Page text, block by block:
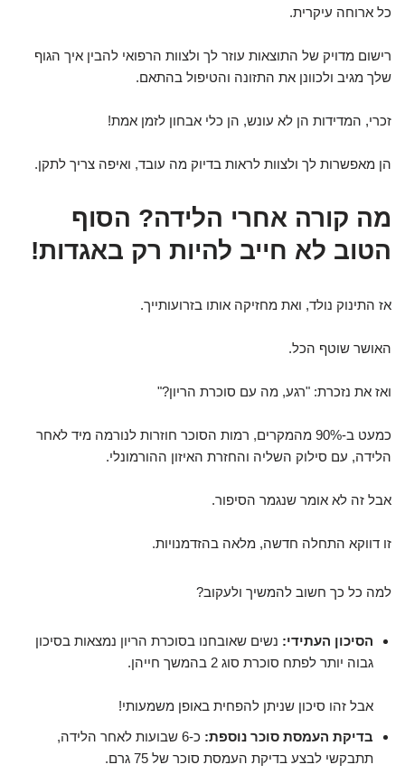
כל ארוחה עיקרית.
רישום מדויק של התוצאות עוזר לך ולצוות הרפואי להבין איך הגוף
שלך מגיב ולכוונן את התזונה והטיפול בהתאם.
זכרי, המדידות הן לא עונש, הן כלי אבחון לזמן אמת!
הן מאפשרות לך ולצוות לראות בדיוק מה עובד, ואיפה צריך לתקן.
מה קורה אחרי הלידה? הסוף
הטוב לא חייב להיות רק באגדות!
אז התינוק נולד, ואת מחזיקה אותו בזרועותייך.
האושר שוטף הכל.
ואז את נזכרת: "רגע, מה עם סוכרת הריון?"
כמעט ב-90% מהמקרים, רמות הסוכר חוזרות לנורמה מיד לאחר
הלידה, עם סילוק השליה והחזרת האיזון ההורמונלי.
אבל זה לא אומר שנגמר הסיפור.
זו דווקא התחלה חדשה, מלאה בהזדמנויות.
למה כל כך חשוב להמשיך ולעקוב?
הסיכון העתידי: נשים שאובחנו בסוכרת הריון נמצאות בסיכון
גבוה יותר לפתח סוכרת סוג 2 בהמשך חייהן.
אבל זהו סיכון שניתן להפחית באופן משמעותי!
בדיקת העמסת סוכר נוספת:
כ-6 שבועות לאחר הלידה,
תתבקשי לבצע בדיקת העמסת סוכר של 75 גרם.